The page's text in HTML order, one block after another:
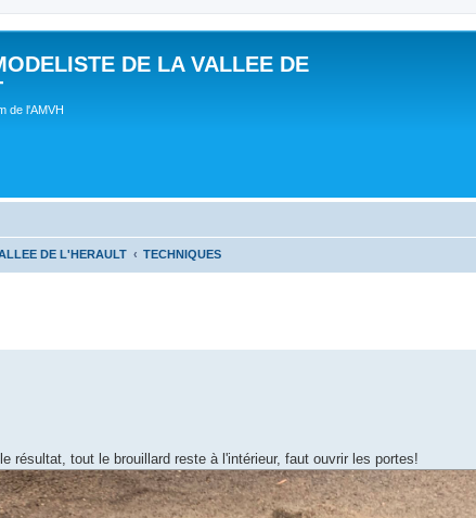
DE LA VALLEE DE
de l'AMVH
DE L'HERAULT TECHNIQUES
résultat, tout le brouillard reste à l'intérieur, faut ouvrir les portes!